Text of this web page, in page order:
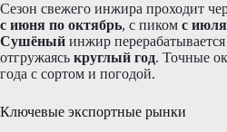
Сезон свежего инжира проходит
с июня по октябрь, с пиком с
Сушёный инжир
отгружаясь круглый год. Точные
года с сортом и погодой.
Ключевые экспортные рынки